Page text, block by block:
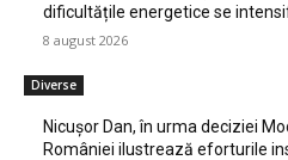
dificultățile energetice se
8 august 2026
Diverse
Nicușor Dan, în urma deciziei
României ilustrează eforturile